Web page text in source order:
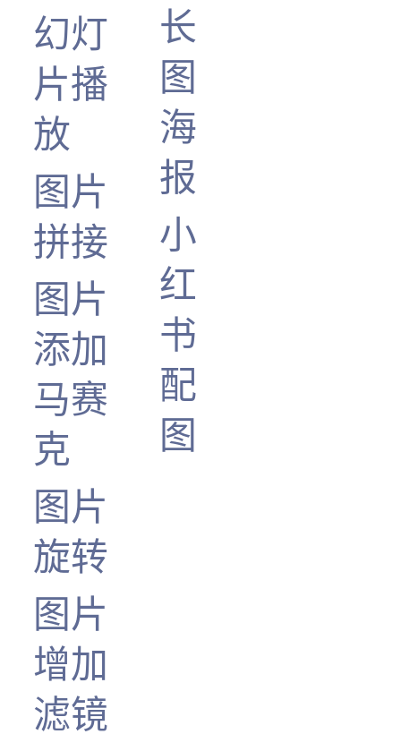
幻灯
片播
放
图片
拼接
图片
添加
马赛
克
图片
旋转
图片
增加
滤镜
长
图
海
报
小
红
书
配
图